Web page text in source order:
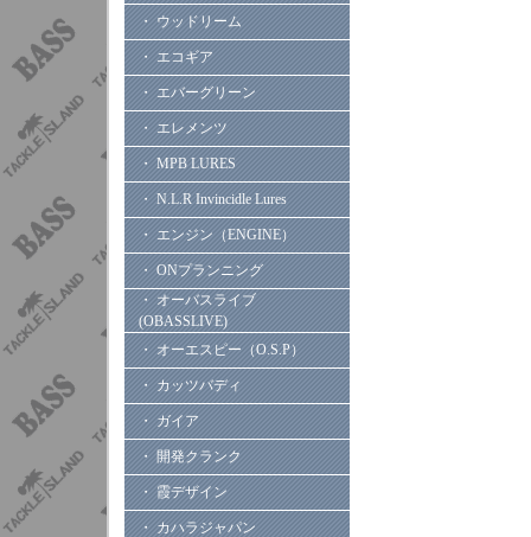
・ ウッドリーム
・ エコギア
・ エバーグリーン
・ エレメンツ
・ MPB LURES
・ N.L.R Invincidle Lures
・ エンジン（ENGINE）
・ ONプランニング
・ オーバスライブ
(OBASSLIVE)
・ オーエスピー（O.S.P）
・ カッツバディ
・ ガイア
・ 開発クランク
・ 霞デザイン
・ カハラジャパン